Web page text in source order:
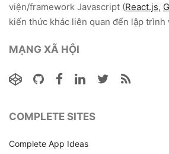
viện/framework Javascript (React.js,
kiến thức khác liên quan đến lập trình
MẠNG XÃ HỘI
COMPLETE SITES
Complete App Ideas